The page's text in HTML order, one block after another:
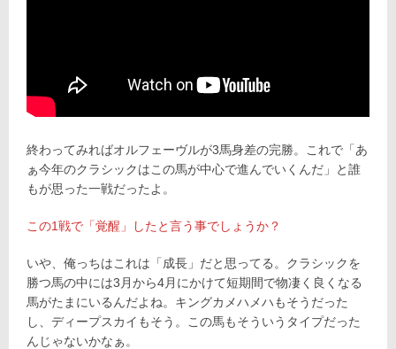
終わってみればオルフェーヴルが3馬身差の完勝。これで「あ
ぁ今年のクラシックはこの馬が中心で進んでいくんだ」と誰
もが思った一戦だったよ。
この1戦で「覚醒」したと言う事でしょうか？
いや、俺っちはこれは「成長」だと思ってる。クラシックを
勝つ馬の中には3月から4月にかけて短期間で物凄く良くなる
馬がたまにいるんだよね。キングカメハメハもそうだった
し、ディープスカイもそう。この馬もそういうタイプだった
んじゃないかなぁ。